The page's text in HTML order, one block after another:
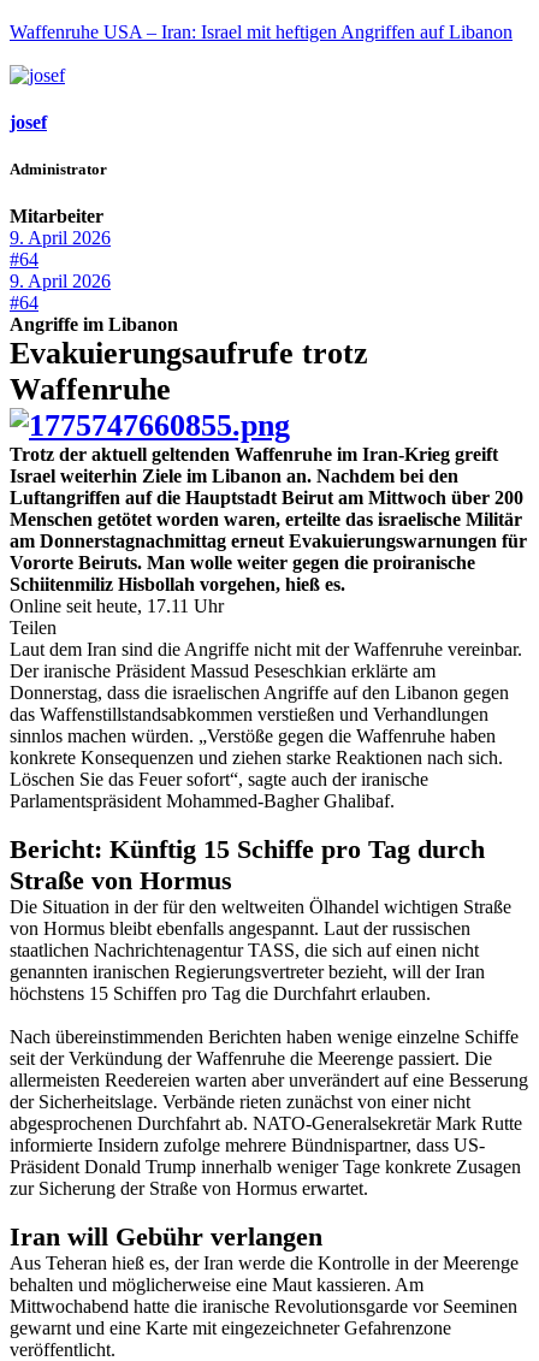
Waffenruhe USA – Iran: Israel mit heftigen Angriffen auf Libanon
josef
Administrator
Mitarbeiter
9. April 2026
#64
9. April 2026
#64
Angriffe im Libanon
Evakuierungsaufrufe trotz
Waffenruhe
Trotz der aktuell geltenden Waffenruhe im Iran-Krieg greift
Israel weiterhin Ziele im Libanon an. Nachdem bei den
Luftangriffen auf die Hauptstadt Beirut am Mittwoch über 200
Menschen getötet worden waren, erteilte das israelische Militär
am Donnerstagnachmittag erneut Evakuierungswarnungen für
Vororte Beiruts. Man wolle weiter gegen die proiranische
Schiitenmiliz Hisbollah vorgehen, hieß es.
Online seit heute, 17.11 Uhr
Teilen
Laut dem Iran sind die Angriffe nicht mit der Waffenruhe vereinbar.
Der iranische Präsident Massud Peseschkian erklärte am
Donnerstag, dass die israelischen Angriffe auf den Libanon gegen
das Waffenstillstandsabkommen verstießen und Verhandlungen
sinnlos machen würden. „Verstöße gegen die Waffenruhe haben
konkrete Konsequenzen und ziehen starke Reaktionen nach sich.
Löschen Sie das Feuer sofort“, sagte auch der iranische
Parlamentspräsident Mohammed-Bagher Ghalibaf.
Bericht: Künftig 15 Schiffe pro Tag durch
Straße von Hormus
Die Situation in der für den weltweiten Ölhandel wichtigen Straße
von Hormus bleibt ebenfalls angespannt. Laut der russischen
staatlichen Nachrichtenagentur TASS, die sich auf einen nicht
genannten iranischen Regierungsvertreter bezieht, will der Iran
höchstens 15 Schiffen pro Tag die Durchfahrt erlauben.
Nach übereinstimmenden Berichten haben wenige einzelne Schiffe
seit der Verkündung der Waffenruhe die Meerenge passiert. Die
allermeisten Reedereien warten aber unverändert auf eine Besserung
der Sicherheitslage. Verbände rieten zunächst von einer nicht
abgesprochenen Durchfahrt ab. NATO-Generalsekretär Mark Rutte
informierte Insidern zufolge mehrere Bündnispartner, dass US-
Präsident Donald Trump innerhalb weniger Tage konkrete Zusagen
zur Sicherung der Straße von Hormus erwartet.
Iran will Gebühr verlangen
Aus Teheran hieß es, der Iran werde die Kontrolle in der Meerenge
behalten und möglicherweise eine Maut kassieren. Am
Mittwochabend hatte die iranische Revolutionsgarde vor Seeminen
gewarnt und eine Karte mit eingezeichneter Gefahrenzone
veröffentlicht.